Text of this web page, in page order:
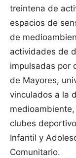
treintena de
espacios de
de
actividades de
impulsadas por
de Mayores,
vinculados a la
clubes
Infantil y
Comunitario.